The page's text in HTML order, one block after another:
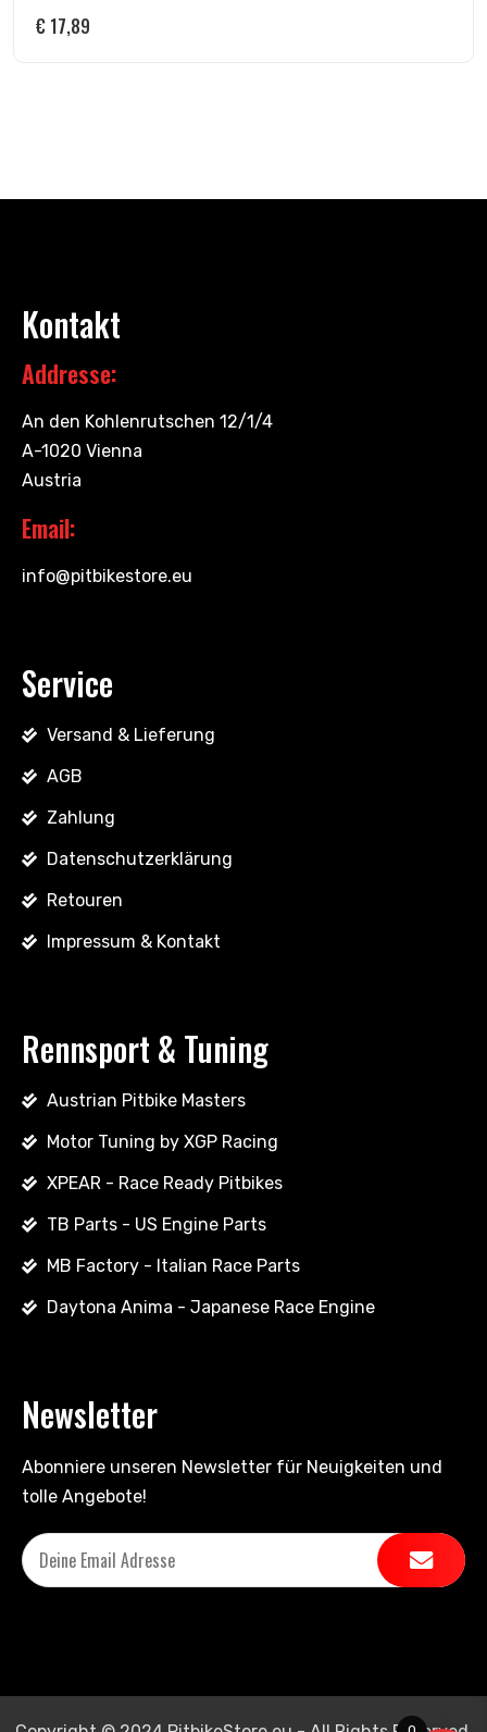
€ 17,89
Kontakt
Addresse:
An den Kohlenrutschen 12/1/4
A-1020 Vienna
Austria
Email:
info@pitbikestore.eu
Service
Versand & Lieferung
AGB
Zahlung
Datenschutzerklärung
Retouren
Impressum & Kontakt
Rennsport & Tuning
Austrian Pitbike Masters
Motor Tuning by XGP Racing
XPEAR - Race Ready Pitbikes
TB Parts - US Engine Parts
MB Factory - Italian Race Parts
Daytona Anima - Japanese Race Engine
Newsletter
Abonniere unseren Newsletter für Neuigkeiten und
tolle Angebote!